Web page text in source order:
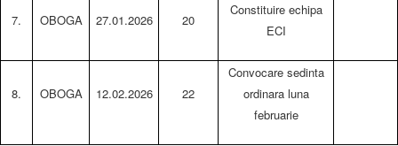
7. OBOGA 27.01.2026 20
Constituire echipa
ECI
8. OBOGA 12.02.2026 22
Convocare sedinta
ordinara luna
februarie